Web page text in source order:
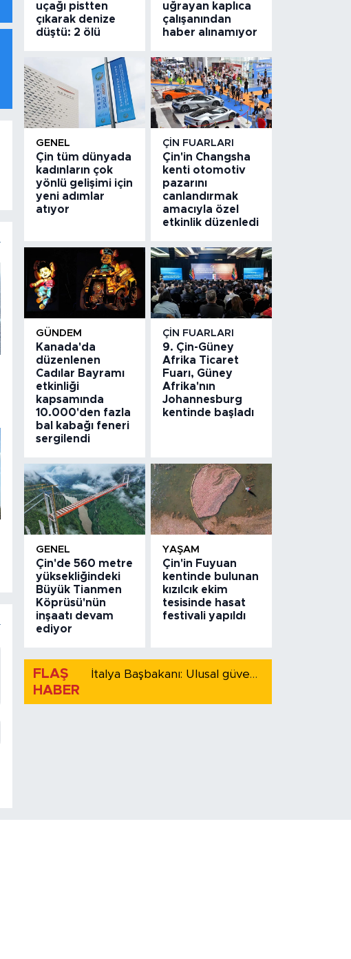
uçağı pistten
çıkarak denize
düştü: 2 ölü
uğrayan kaplıca
çalışanından
haber alınamıyor
GENEL
Çin tüm dünyada
kadınların çok
yönlü gelişimi için
yeni adımlar
atıyor
ÇIN FUARLARI
Çin'in Changsha
kenti otomotiv
pazarını
canlandırmak
amacıyla özel
etkinlik düzenledi
GÜNDEM
Kanada'da
düzenlenen
Cadılar Bayramı
etkinliği
kapsamında
10.000'den fazla
bal kabağı feneri
sergilendi
ÇIN FUARLARI
9. Çin-Güney
Afrika Ticaret
Fuarı, Güney
Afrika'nın
Johannesburg
kentinde başladı
GENEL
Çin'de 560 metre
yüksekliğindeki
Büyük Tianmen
Köprüsü'nün
inşaatı devam
ediyor
YAŞAM
Çin'in Fuyuan
kentinde bulunan
kızılcık ekim
tesisinde hasat
festivali yapıldı
FLAŞ
HABER
İtalya Başbakanı: Ulusal güvenliği korumak için İspanya ile Schengen kapsamındaki serbest dolaşımı askıya alıyoruz